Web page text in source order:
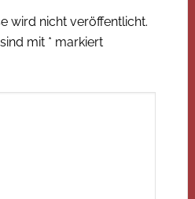
wird nicht veröffentlicht.
mit * markiert